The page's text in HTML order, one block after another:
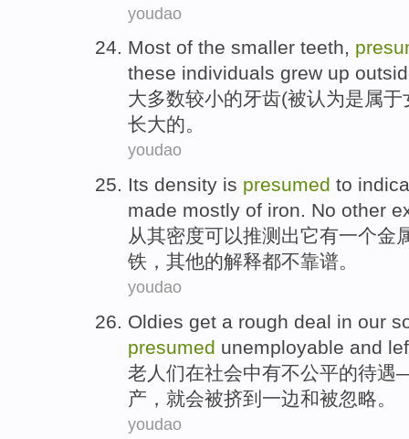
youdao
Most of the smaller teeth,
these individuals grew up
大多数较小的牙齿(被认为是属于
长大的。
youdao
Its density is presumed to
made mostly of iron. No other
从其密度可以推测 出它有一个金
铁 ， 其他的解释都不靠谱。
youdao
Oldies get a rough deal in our
presumed unemployable and
老人们在社会中有不公平的待遇
产， 就会被挤到一边和被忽略。
youdao